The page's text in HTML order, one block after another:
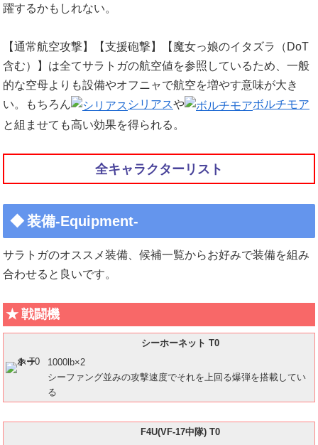
躍するかもしれない。
【通常航空攻撃】【支援砲撃】【魔女っ娘のイタズラ（DoT
含む）】は全てサラトガの航空値を参照しているため、一般
的な空母よりも設備やオフニャで航空を増やす意味が大き
い。もちろん
シリアスや
ボルチモア
と組ませても高い効果を得られる。
全キャラクターリスト
装備-Equipment-
サラトガのオススメ装備、候補一覧からお好みで装備を組み
合わせると良いです。
戦闘機
シーホーネット T0
1000lb×2
シーファング並みの攻撃速度でそれを上回る爆弾を搭載してい
る
F4U(VF-17中隊) T0